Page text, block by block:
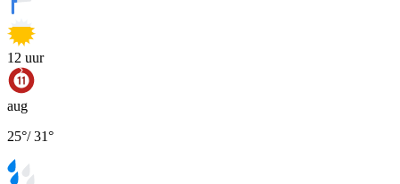
12 uur
aug
25°/31°